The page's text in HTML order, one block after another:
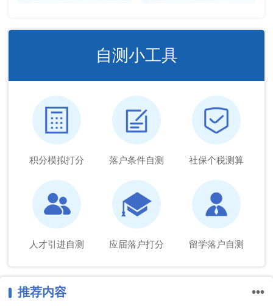
自测小工具
积分模拟打分 落户条件自测 社保个税测算
人才引进自测 应届落户打分 留学落户自测
推荐内容 •••